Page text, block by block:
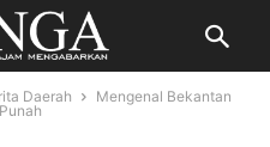
Daerah
Mengenal Bekantan